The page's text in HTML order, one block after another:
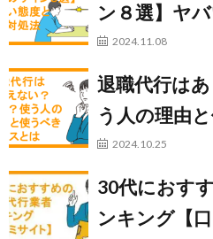
ン８選】ヤ
2024.11.08
退職代行は
う人の理由
2024.10.25
30代におす
ンキング【